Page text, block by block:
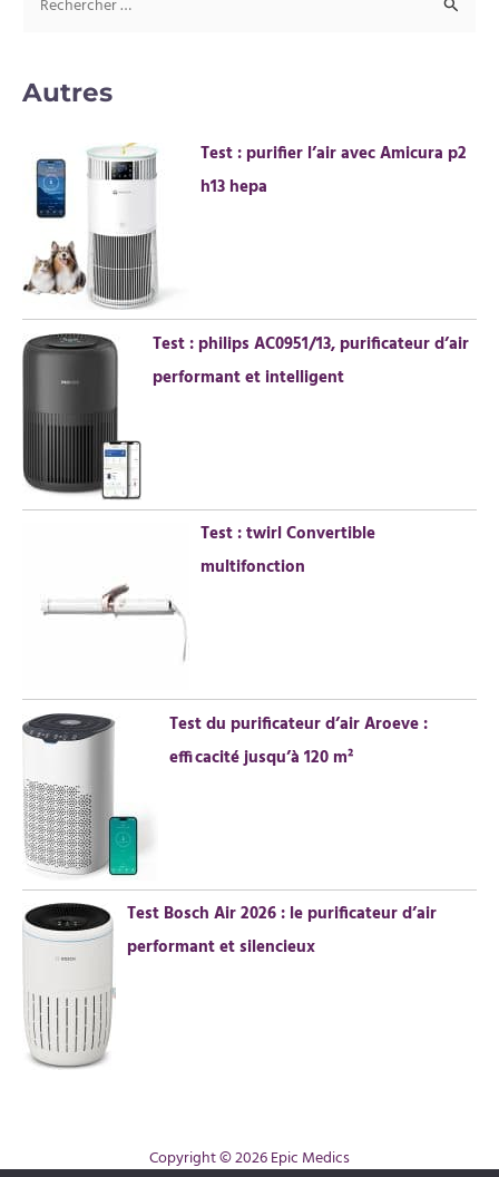
h
r
:
Autres
Test : purifier l’air avec Amicura p2
h13 hepa
Test : philips AC0951/13, purificateur d’air
performant et intelligent
Test : twirl Convertible
multifonction
Test du purificateur d’air Aroeve :
efficacité jusqu’à 120 m²
Test Bosch Air 2026 : le purificateur d’air
performant et silencieux
Copyright © 2026 Epic Medics